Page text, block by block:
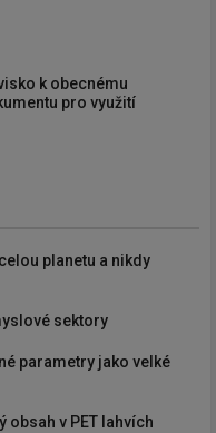
k obecnému
pro využití
planetu a nikdy
sektory
parametry jako velké
obsah v PET lahvích